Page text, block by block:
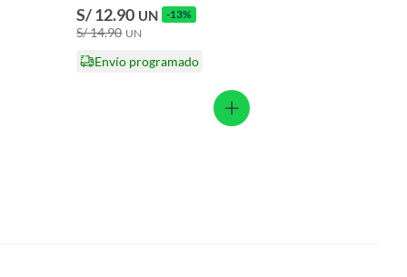
S/ 12.90 UN -13%
S/ 14.90 UN
Envío programado